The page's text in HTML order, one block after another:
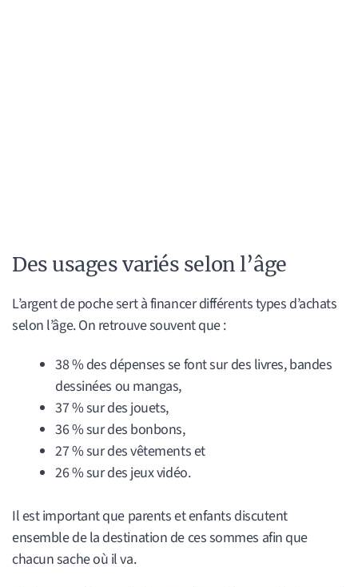
Des usages variés selon l’âge
L’argent de poche sert à financer différents types d’achats
selon l’âge. On retrouve souvent que :
38 % des dépenses se font sur des livres, bandes
dessinées ou mangas,
37 % sur des jouets,
36 % sur des bonbons,
27 % sur des vêtements et
26 % sur des jeux vidéo.
Il est important que parents et enfants discutent
ensemble de la destination de ces sommes afin que
chacun sache où il va.